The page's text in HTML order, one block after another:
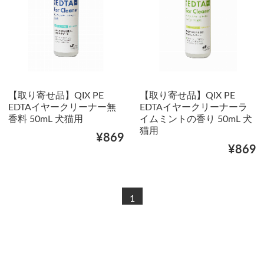
【取り寄せ品】QIX PE
EDTAイヤークリーナー無
香料 50mL 犬猫用
¥869
【取り寄せ品】QIX PE
EDTAイヤークリーナーラ
イムミントの香り 50mL 犬
猫用
¥869
1